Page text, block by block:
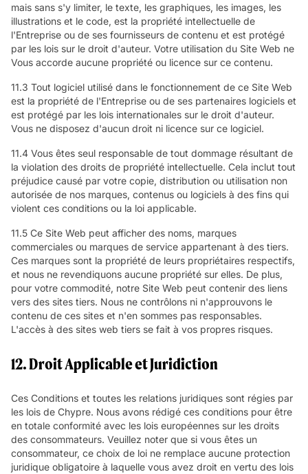
mais sans s'y limiter, le texte, les graphiques, les images, les
illustrations et le code, est la propriété intellectuelle de
l'Entreprise ou de ses fournisseurs de contenu et est protégé
par les lois sur le droit d'auteur. Votre utilisation du Site Web ne
Vous accorde aucune propriété ou licence sur ce contenu.
11.3 Tout logiciel utilisé dans le fonctionnement de ce Site Web
est la propriété de l'Entreprise ou de ses partenaires logiciels et
est protégé par les lois internationales sur le droit d'auteur.
Vous ne disposez d'aucun droit ni licence sur ce logiciel.
11.4 Vous êtes seul responsable de tout dommage résultant de
la violation des droits de propriété intellectuelle. Cela inclut tout
préjudice causé par votre copie, distribution ou utilisation non
autorisée de nos marques, contenus ou logiciels à des fins qui
violent ces conditions ou la loi applicable.
11.5 Ce Site Web peut afficher des noms, marques
commerciales ou marques de service appartenant à des tiers.
Ces marques sont la propriété de leurs propriétaires respectifs,
et nous ne revendiquons aucune propriété sur elles. De plus,
pour votre commodité, notre Site Web peut contenir des liens
vers des sites tiers. Nous ne contrôlons ni n'approuvons le
contenu de ces sites et n'en sommes pas responsables.
L'accès à des sites web tiers se fait à vos propres risques.
12. Droit Applicable et Juridiction
Ces Conditions et toutes les relations juridiques sont régies par
les lois de Chypre. Nous avons rédigé ces conditions pour être
en totale conformité avec les lois européennes sur les droits
des consommateurs. Veuillez noter que si vous êtes un
consommateur, ce choix de loi ne remplace aucune protection
juridique obligatoire à laquelle vous avez droit en vertu des lois